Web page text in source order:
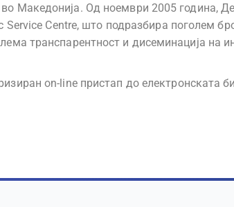
Македонија. Од ноември 2005 година,
Service Centre, што подразбира поголем
транспарентност и дисеминација на
on-line пристап до електронската